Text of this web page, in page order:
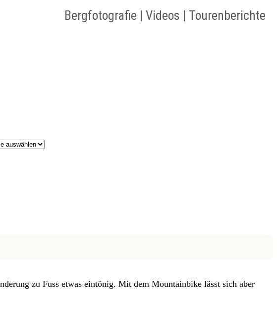
Bergfotografie | Videos | Tourenberichte
zu Fuss etwas eintönig. Mit dem Mountainbike lässt sich aber